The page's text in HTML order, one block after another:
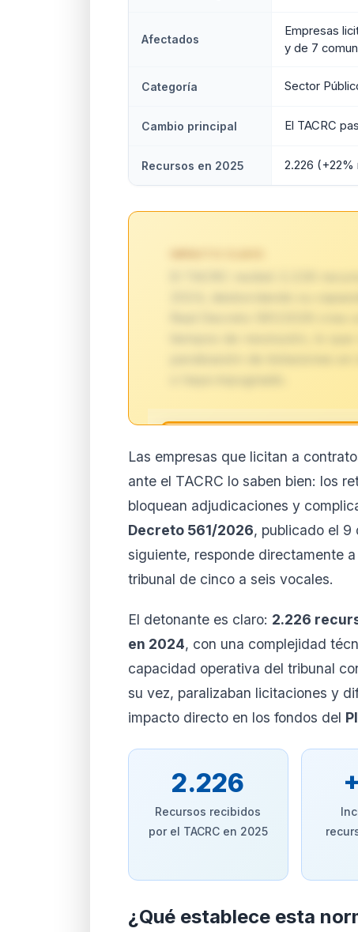
Afectados
Empresas
y de 7
Categoría Sector
Cambio principal El TACRC
Recursos en 2025 2.226 (+22%
🔒
Análisis de impacto
El análisis detallado del
disponible con los planes
contenido completo y recibe
Ver planes
Desde 9,99 €/mes ·
Las empresas que licitan a
ante el TACRC lo saben bien: los
bloquean adjudicaciones y
Decreto 561/2026, publicado el 9
siguiente, responde directamente
tribunal de cinco a seis vocales.
El detonante es claro: 2.226
en 2024, con una complejidad
capacidad operativa del tribunal
su vez, paralizaban licitaciones y
impacto directo en los fondos del
2.226
Recursos recibidos
por el TACRC en 2025
¿Qué establece esta